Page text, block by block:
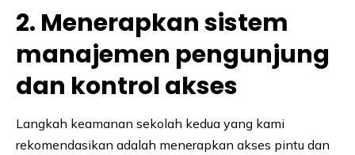
2. Menerapkan sistem
manajemen pengunjung
dan kontrol akses
Langkah keamanan sekolah kedua yang kami
rekomendasikan adalah menerapkan akses pintu dan